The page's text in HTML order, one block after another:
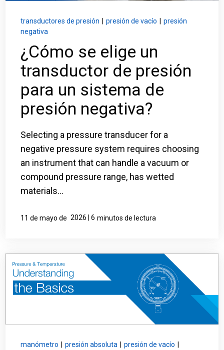
Solicitar presupuesto
transductores de presión presión de vacío
presión
negativa
¿Cómo se elige un
transductor de presión
para un sistema de
presión negativa?
Selecting a pressure transducer for a
negative pressure system requires choosing
an instrument that can handle a vacuum or
compound pressure range, has wetted
materials...
11 de mayo de 2026 | 6 minutos de lectura
manómetro presión absoluta presión de vacío